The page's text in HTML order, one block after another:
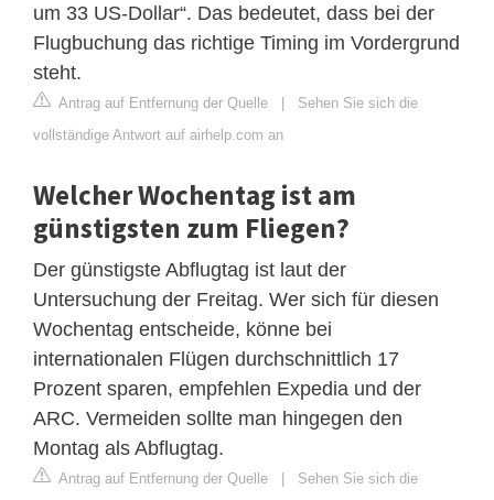
um 33 US-Dollar“. Das bedeutet, dass bei der
Flugbuchung das richtige Timing im Vordergrund
steht.
Antrag auf Entfernung der Quelle | Sehen Sie sich die
vollständige Antwort auf airhelp.com an
Welcher Wochentag ist am
günstigsten zum Fliegen?
Der günstigste Abflugtag ist laut der
Untersuchung der Freitag. Wer sich für diesen
Wochentag entscheide, könne bei
internationalen Flügen durchschnittlich 17
Prozent sparen, empfehlen Expedia und der
ARC. Vermeiden sollte man hingegen den
Montag als Abflugtag.
Antrag auf Entfernung der Quelle | Sehen Sie sich die